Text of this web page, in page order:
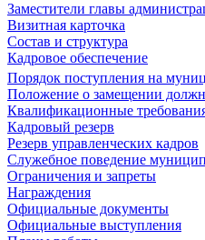
Заместители главы
Визитная карточка
Состав и структура
Кадровое обеспечение
Порядок поступления на
Положение о замещении
Квалификационные
Кадровый резерв
Резерв управленческих кадров
Служебное поведение
Ограничения и запреты
Награждения
Официальные документы
Официальные выступления